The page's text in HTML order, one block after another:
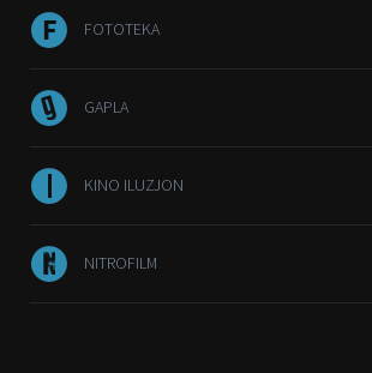
FOTOTEKA
GAPLA
KINO ILUZJON
NITROFILM